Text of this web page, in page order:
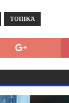
ΤΟΠΙΚΆ